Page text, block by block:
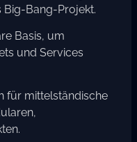
Big-Bang-Projekt.
Basis, um
und Services
für mittelständische